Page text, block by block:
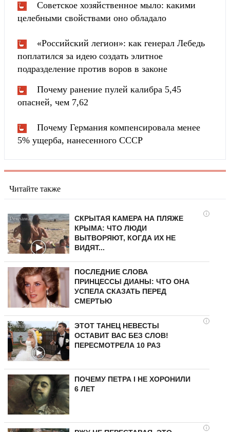
Советское хозяйственное мыло: какими
целебными свойствами оно обладало
«Российский легион»: как генерал Лебедь
поплатился за идею создать элитное
подразделение против воров в законе
Почему ранение пулей калибра 5,45
опасней, чем 7,62
Почему Германия компенсировала менее
5% ущерба, нанесенного СССР
Читайте также
i
СКРЫТАЯ КАМЕРА НА ПЛЯЖЕ
КРЫМА: ЧТО ЛЮДИ
ВЫТВОРЯЮТ, КОГДА ИХ НЕ
ВИДЯТ...
ПОСЛЕДНИЕ СЛОВА
ПРИНЦЕССЫ ДИАНЫ: ЧТО ОНА
УСПЕЛА СКАЗАТЬ ПЕРЕД
СМЕРТЬЮ
i
ЭТОТ ТАНЕЦ НЕВЕСТЫ
ОСТАВИТ ВАС БЕЗ СЛОВ!
ПЕРЕСМОТРЕЛА 10 РАЗ
ПОЧЕМУ ПЕТРА I НЕ ХОРОНИЛИ
6 ЛЕТ
i